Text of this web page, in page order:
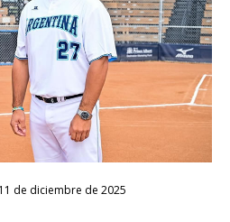
11 de diciembre de 2025